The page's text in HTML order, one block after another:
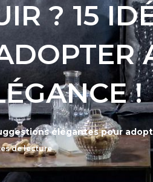
? 15
!
élégantes pour
de lecture